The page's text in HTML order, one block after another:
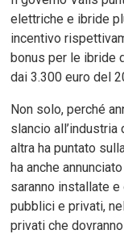
elettriche e ibride
incentivo
bonus per le ibride
dai 3.300 euro del
Non solo, perché
slancio all’industria
altra ha puntato
ha anche
saranno installate
pubblici e privati,
privati che